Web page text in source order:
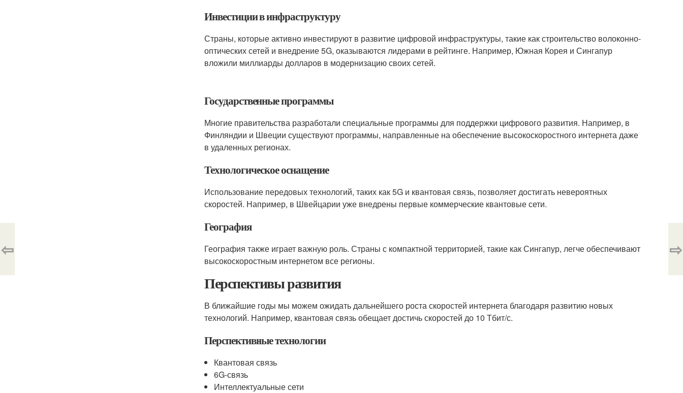
Инвестиции в инфраструктуру
Страны, которые активно инвестируют в развитие цифровой инфраструктуры, такие как строительство волоконно-
оптических сетей и внедрение 5G, оказываются лидерами в рейтинге. Например, Южная Корея и Сингапур
вложили миллиарды долларов в модернизацию своих сетей.
Государственные программы
Многие правительства разработали специальные программы для поддержки цифрового развития. Например, в
Финляндии и Швеции существуют программы, направленные на обеспечение высокоскоростного интернета даже
в удаленных регионах.
Технологическое оснащение
Использование передовых технологий, таких как 5G и квантовая связь, позволяет достигать невероятных
скоростей. Например, в Швейцарии уже внедрены первые коммерческие квантовые сети.
География
География также играет важную роль. Страны с компактной территорией, такие как Сингапур, легче обеспечивают
высокоскоростным интернетом все регионы.
Перспективы развития
В ближайшие годы мы можем ожидать дальнейшего роста скоростей интернета благодаря развитию новых
технологий. Например, квантовая связь обещает достичь скоростей до 10 Тбит/с.
Перспективные технологии
Квантовая связь
6G-связь
Интеллектуальные сети
⇦ ⇨